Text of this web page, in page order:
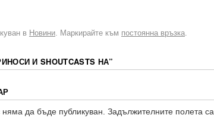
в Новини . Маркирайте към постоянна връзка
И SHOUTCASTS НА”
да бъде публикуван. Задължителните полета са